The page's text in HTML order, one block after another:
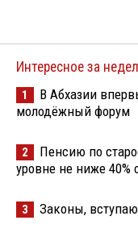
Интересное за
1
В Абхазии
молодёжный форум
2
Пенсию по
уровне не ниже 40%
3 Законы,